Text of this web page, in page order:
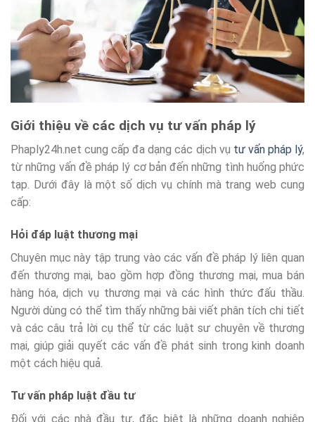
Giới thiệu về các dịch vụ tư vấn pháp lý
Phaply24h.net cung cấp đa dạng các dịch vụ tư vấn pháp lý,
từ những vấn đề pháp lý cơ bản đến những tình huống phức
tạp. Dưới đây là một số dịch vụ chính mà trang web cung
cấp:
Hỏi đáp luật thương mại
Chuyên mục này tập trung vào các vấn đề pháp lý liên quan
đến thương mại, bao gồm hợp đồng thương mại, mua bán
hàng hóa, dịch vụ thương mại và các hình thức đấu thầu.
Người dùng có thể tìm thấy những bài viết phân tích chi tiết
và các câu trả lời cụ thể từ các luật sư chuyên về thương
mại, giúp giải quyết các vấn đề phát sinh trong kinh doanh
một cách hiệu quả.
Tư vấn pháp luật đầu tư
Đối với các nhà đầu tư, đặc biệt là những doanh nghiệp